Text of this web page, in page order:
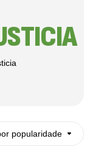
popularidade